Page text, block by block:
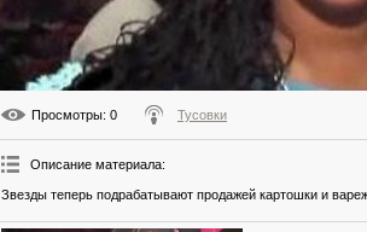
Просмотры: 0 Тусовки
Описание материала:
Звезды теперь подрабатывают продажей картошки и